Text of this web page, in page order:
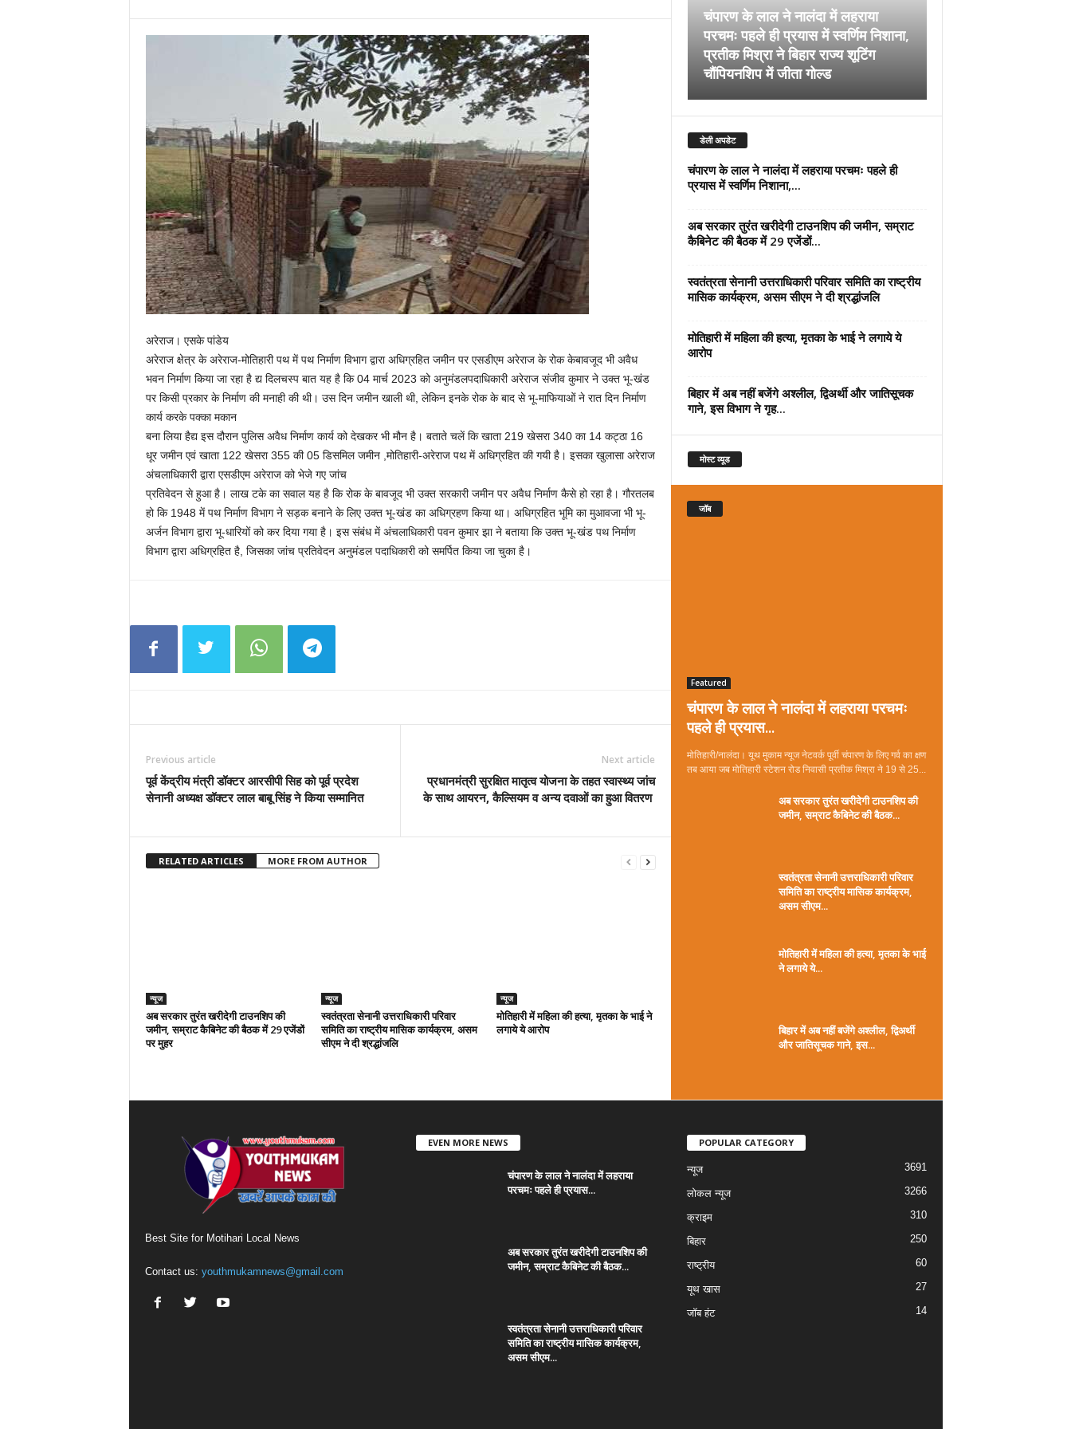
अरेराज। एसके पांडेय
अरेराज क्षेत्र के अरेराज-मोतिहारी पथ में पथ निर्माण विभाग द्वारा अधिग्रहित जमीन पर एसडीएम अरेराज के रोक केबावजूद भी अवैध
भवन निर्माण किया जा रहा है द्य दिलचस्प बात यह है कि 04 मार्च 2023 को अनुमंडलपदाधिकारी अरेराज संजीव कुमार ने उक्त भू-खंड
पर किसी प्रकार के निर्माण की मनाही की थी। उस दिन जमीन खाली थी, लेकिन इनके रोक के बाद से भू-माफियाओं ने रात दिन निर्माण
कार्य करके पक्का मकान
बना लिया हैद्य इस दौरान पुलिस अवैध निर्माण कार्य को देखकर भी मौन है। बताते चलें कि खाता 219 खेसरा 340 का 14 कट्ठा 16
धूर जमीन एवं खाता 122 खेसरा 355 की 05 डिसमिल जमीन ,मोतिहारी-अरेराज पथ में अधिग्रहित की गयी है। इसका खुलासा अरेराज
अंचलाधिकारी द्वारा एसडीएम अरेराज को भेजे गए जांच
प्रतिवेदन से हुआ है। लाख टके का सवाल यह है कि रोक के बावजूद भी उक्त सरकारी जमीन पर अवैध निर्माण कैसे हो रहा है। गौरतलब
हो कि 1948 में पथ निर्माण विभाग ने सड़क बनाने के लिए उक्त भू-खंड का अधिग्रहण किया था। अधिग्रहित भूमि का मुआवजा भी भू-
अर्जन विभाग द्वारा भू-धारियों को कर दिया गया है। इस संबंध में अंचलाधिकारी पवन कुमार झा ने बताया कि उक्त भू-खंड पथ निर्माण
विभाग द्वारा अधिग्रहित है, जिसका जांच प्रतिवेदन अनुमंडल पदाधिकारी को समर्पित किया जा चुका है।
Previous article
पूर्व केंद्रीय मंत्री डॉक्टर आरसीपी सिह को पूर्व प्रदेश
सेनानी अध्यक्ष डॉक्टर लाल बाबू सिंह ने किया सम्मानित
Next article
प्रधानमंत्री सुरक्षित मातृत्व योजना के तहत स्वास्थ्य जांच
के साथ आयरन, कैल्सियम व अन्य दवाओं का हुआ वितरण
RELATED ARTICLES MORE FROM AUTHOR
न्यूज
अब सरकार तुरंत खरीदेगी टाउनशिप की
जमीन, सम्राट कैबिनेट की बैठक में 29 एजेंडों
पर मुहर
न्यूज
स्वतंत्रता सेनानी उत्तराधिकारी परिवार
समिति का राष्ट्रीय मासिक कार्यक्रम, असम
सीएम ने दी श्रद्धांजलि
न्यूज
मोतिहारी में महिला की हत्या, मृतका के भाई ने
लगाये ये आरोप
चंपारण के लाल ने नालंदा में लहराया
परचमः पहले ही प्रयास में स्वर्णिम निशाना,
प्रतीक मिश्रा ने बिहार राज्य शूटिंग
चौंपियनशिप में जीता गोल्ड
डेली अपडेट
चंपारण के लाल ने नालंदा में लहराया परचमः पहले ही
प्रयास में स्वर्णिम निशाना,...
अब सरकार तुरंत खरीदेगी टाउनशिप की जमीन, सम्राट
कैबिनेट की बैठक में 29 एजेंडों...
स्वतंत्रता सेनानी उत्तराधिकारी परिवार समिति का राष्ट्रीय
मासिक कार्यक्रम, असम सीएम ने दी श्रद्धांजलि
मोतिहारी में महिला की हत्या, मृतका के भाई ने लगाये ये
आरोप
बिहार में अब नहीं बजेंगे अश्लील, द्विअर्थी और जातिसूचक
गाने, इस विभाग ने गृह...
मोस्ट व्यूड
जॉब
Featured
चंपारण के लाल ने नालंदा में लहराया परचमः
पहले ही प्रयास...
मोतिहारी/नालंदा। यूथ मुकाम न्यूज नेटवर्क पूर्वी चंपारण के लिए गर्व का क्षण
तब आया जब मोतिहारी स्टेशन रोड निवासी प्रतीक मिश्रा ने 19 से 25...
अब सरकार तुरंत खरीदेगी टाउनशिप की
जमीन, सम्राट कैबिनेट की बैठक...
स्वतंत्रता सेनानी उत्तराधिकारी परिवार
समिति का राष्ट्रीय मासिक कार्यक्रम,
असम सीएम...
मोतिहारी में महिला की हत्या, मृतका के भाई
ने लगाये ये...
बिहार में अब नहीं बजेंगे अश्लील, द्विअर्थी
और जातिसूचक गाने, इस...
Best Site for Motihari Local News
Contact us: youthmukamnews@gmail.com
EVEN MORE NEWS
चंपारण के लाल ने नालंदा में लहराया
परचमः पहले ही प्रयास...
अब सरकार तुरंत खरीदेगी टाउनशिप की
जमीन, सम्राट कैबिनेट की बैठक...
स्वतंत्रता सेनानी उत्तराधिकारी परिवार
समिति का राष्ट्रीय मासिक कार्यक्रम,
असम सीएम...
POPULAR CATEGORY
न्यूज 3691
लोकल न्यूज 3266
क्राइम 310
बिहार 250
राष्ट्रीय 60
यूथ खास 27
जॉब हंट 14